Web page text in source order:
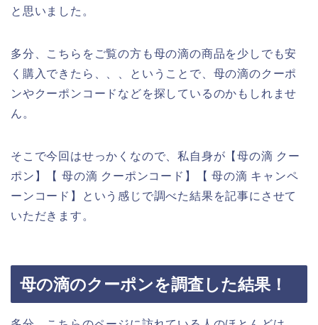
と思いました。
多分、こちらをご覧の方も母の滴の商品を少しでも安
く購入できたら、、、ということで、母の滴のクーポ
ンやクーポンコードなどを探しているのかもしれませ
ん。
そこで今回はせっかくなので、私自身が【母の滴 クー
ポン】【 母の滴 クーポンコード】【 母の滴 キャンペ
ーンコード】という感じで調べた結果を記事にさせて
いただきます。
母の滴のクーポンを調査した結果！